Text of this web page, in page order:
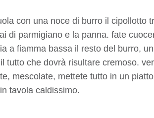
con una noce di burro il cipollotto
di parmigiano e la panna. fate
a fiamma bassa il resto del burro,
tutto che dovrà risultare cremoso.
mescolate, mettete tutto in un
tavola caldissimo.